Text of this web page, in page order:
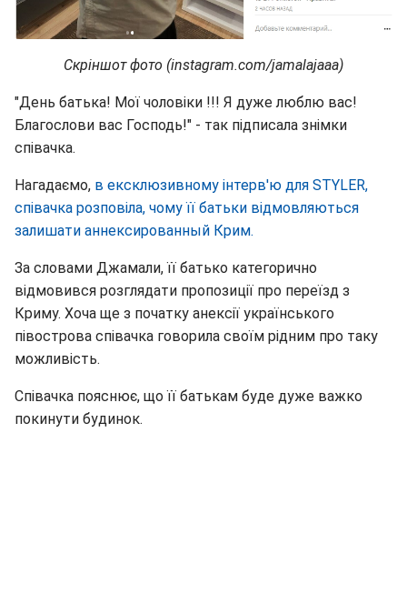
Скріншот фото (instagram.com/jamalajaaa)
"День батька! Мої чоловіки !!! Я дуже люблю вас!
Благослови вас Господь!" - так підписала знімки
співачка.
Нагадаємо, в ексклюзивному інтерв'ю для STYLER,
співачка розповіла, чому її батьки відмовляються
залишати аннексированный Крим.
За словами Джамали, її батько категорично
відмовився розглядати пропозиції про переїзд з
Криму. Хоча ще з початку анексії українського
півострова співачка говорила своїм рідним про таку
можливість.
Співачка пояснює, що її батькам буде дуже важко
покинути будинок.